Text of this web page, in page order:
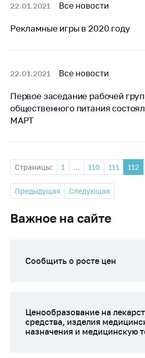
22.01.2021 Все новости
Рекламные игры в 2020 году
22.01.2021 Все новости
Первое заседание рабочей
общественного питания
МАРТ
Страницы: 1 ... 110 111 112
Предыдущая Следующая
Важное на сайте
Сообщить о росте цен
Ценообразование на
средства, изделия
назначения и медицинскую